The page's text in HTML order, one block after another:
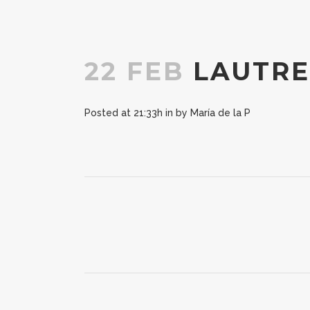
22 FEB
Posted at 21:33h in by María de la P